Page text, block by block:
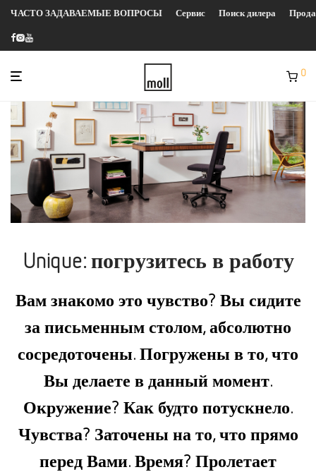
ЧАСТО ЗАДАВАЕМЫЕ ВОПРОСЫ Сервис Поиск дилера
0
Unique: погрузитесь в работу
Вам знакомо это чувство? Вы сидите
за письменным столом, абсолютно
сосредоточены. Погружены в то, что
Вы делаете в данный момент.
Окружение? Как будто потускнело.
Чувства? Заточены на то, что прямо
перед Вами. Время? Пролетает